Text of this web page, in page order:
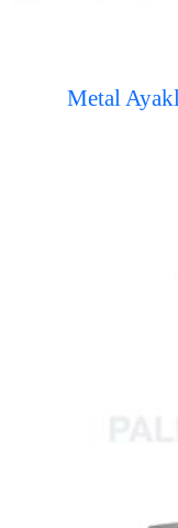
Metal